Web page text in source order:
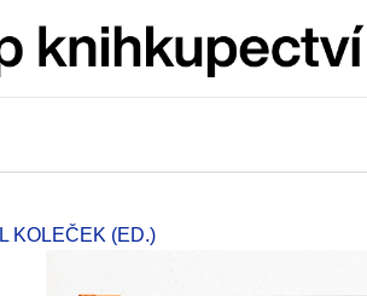
KOLEČEK (ED.)HLEDAT